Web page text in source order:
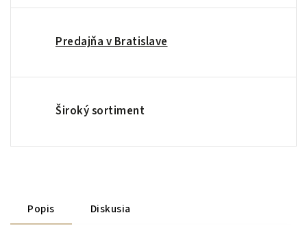
Predajňa v Bratislave
Široký sortiment
Popis Diskusia